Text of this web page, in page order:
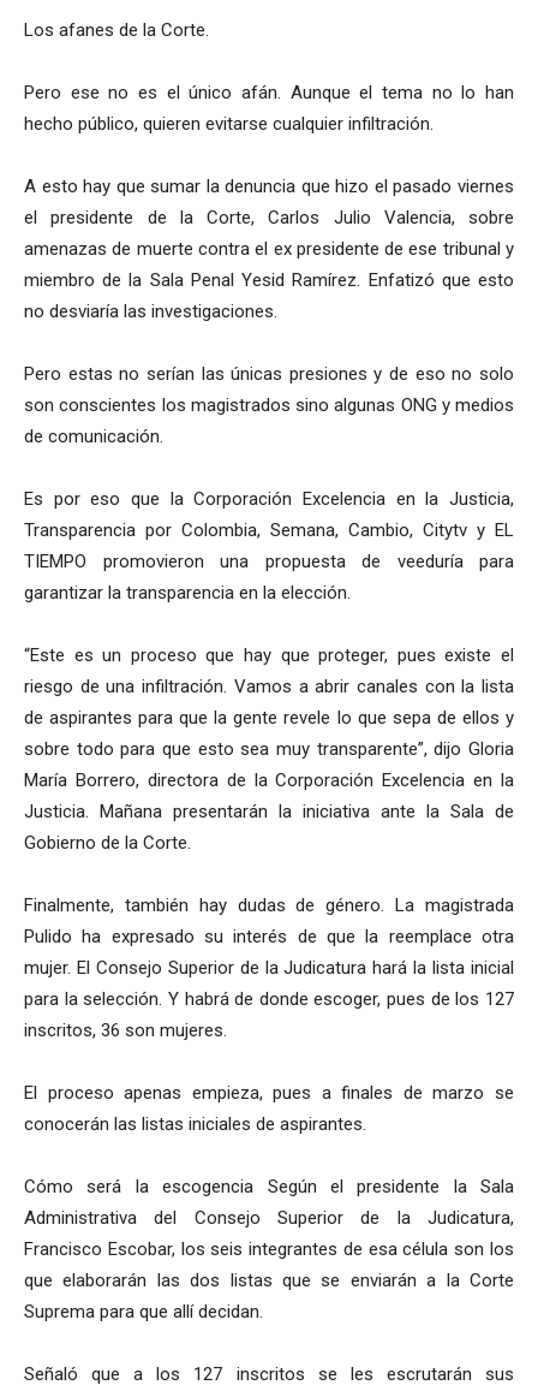
Los afanes de la Corte.
Pero ese no es el único afán. Aunque el tema no lo han
hecho público, quieren evitarse cualquier infiltración.
A esto hay que sumar la denuncia que hizo el pasado viernes
el presidente de la Corte, Carlos Julio Valencia, sobre
amenazas de muerte contra el ex presidente de ese tribunal y
miembro de la Sala Penal Yesid Ramírez. Enfatizó que esto
no desviaría las investigaciones.
Pero estas no serían las únicas presiones y de eso no solo
son conscientes los magistrados sino algunas ONG y medios
de comunicación.
Es por eso que la Corporación Excelencia en la Justicia,
Transparencia por Colombia, Semana, Cambio, Citytv y EL
TIEMPO promovieron una propuesta de veeduría para
garantizar la transparencia en la elección.
“Este es un proceso que hay que proteger, pues existe el
riesgo de una infiltración. Vamos a abrir canales con la lista
de aspirantes para que la gente revele lo que sepa de ellos y
sobre todo para que esto sea muy transparente”, dijo Gloria
María Borrero, directora de la Corporación Excelencia en la
Justicia. Mañana presentarán la iniciativa ante la Sala de
Gobierno de la Corte.
Finalmente, también hay dudas de género. La magistrada
Pulido ha expresado su interés de que la reemplace otra
mujer. El Consejo Superior de la Judicatura hará la lista inicial
para la selección. Y habrá de donde escoger, pues de los 127
inscritos, 36 son mujeres.
El proceso apenas empieza, pues a finales de marzo se
conocerán las listas iniciales de aspirantes.
Cómo será la escogencia Según el presidente la Sala
Administrativa del Consejo Superior de la Judicatura,
Francisco Escobar, los seis integrantes de esa célula son los
que elaborarán las dos listas que se enviarán a la Corte
Suprema para que allí decidan.
Señaló que a los 127 inscritos se les escrutarán sus